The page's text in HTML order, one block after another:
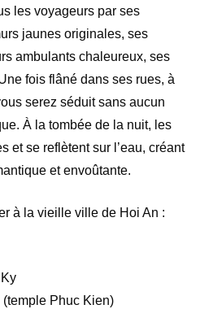
les voyageurs par ses
jaunes originales, ses
ambulants chaleureux, ses
fois flâné dans ses rues, à
serez séduit sans aucun
À la tombée de la nuit, les
et se reflètent sur l’eau, créant
et envoûtante.
à la vieille ville de Hoi An :
Phuc Kien)